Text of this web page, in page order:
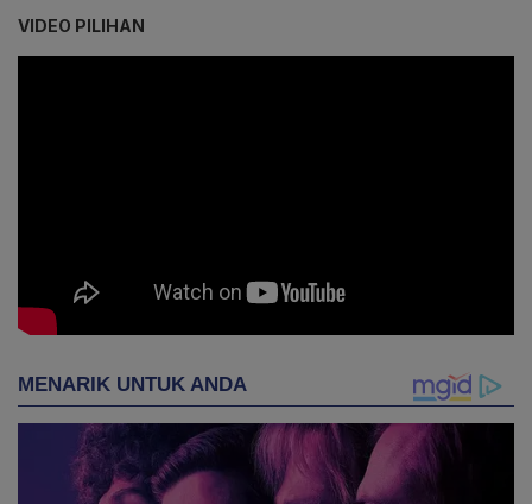
VIDEO PILIHAN